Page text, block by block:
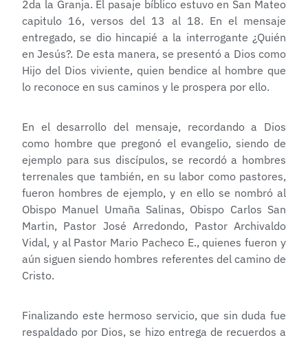
2da la Granja. El pasaje bíblico estuvo en San Mateo
capitulo 16, versos del 13 al 18. En el mensaje
entregado, se dio hincapié a la interrogante ¿Quién
en Jesús?. De esta manera, se presentó a Dios como
Hijo del Dios viviente, quien bendice al hombre que
lo reconoce en sus caminos y le prospera por ello.
En el desarrollo del mensaje, recordando a Dios
como hombre que pregonó el evangelio, siendo de
ejemplo para sus discípulos, se recordó a hombres
terrenales que también, en su labor como pastores,
fueron hombres de ejemplo, y en ello se nombró al
Obispo Manuel Umaña Salinas, Obispo Carlos San
Martin, Pastor José Arredondo, Pastor Archivaldo
Vidal, y al Pastor Mario Pacheco E., quienes fueron y
aún siguen siendo hombres referentes del camino de
Cristo.
Finalizando este hermoso servicio, que sin duda fue
respaldado por Dios, se hizo entrega de recuerdos a